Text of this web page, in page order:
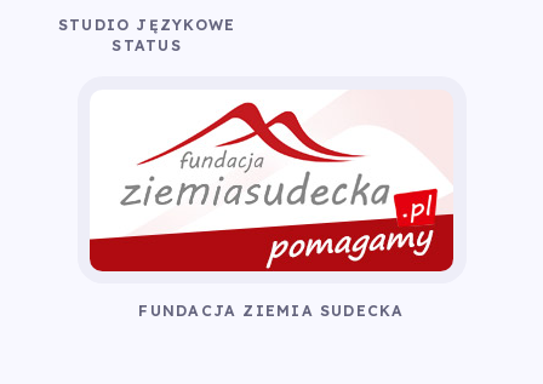
STUDIO JĘZYKOWE
STATUS
FUNDACJA ZIEMIA SUDECKA